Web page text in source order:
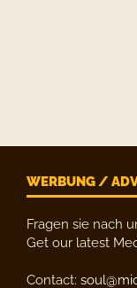
WERBUNG /
Fragen sie nach
Get our latest
Contact: